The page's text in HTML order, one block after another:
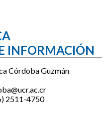
INFORMACIÓN
Córdoba Guzmán
2511-4750